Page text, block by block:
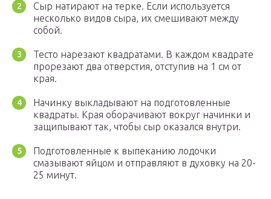
Сыр натирают на терке. Если используется
несколько видов сыра, их смешивают между
собой.
Тесто нарезают квадратами. В каждом квадрате
прорезают два отверстия, отступив на 1 см от
края.
Начинку выкладывают на подготовленные
квадраты. Края оборачивают вокруг начинки и
защипывают так, чтобы сыр оказался внутри.
Подготовленные к выпеканию лодочки
смазывают яйцом и отправляют в духовку на 20-
25 минут.